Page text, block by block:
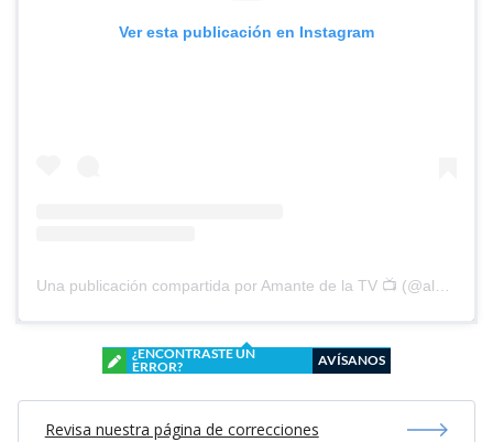
Ver esta publicación en Instagram
Una publicación compartida por Amante de la TV 📺 (@alguien_te_observa)
¿ENCONTRASTE UN
ERROR?
AVÍSANOS
Revisa nuestra página de correcciones